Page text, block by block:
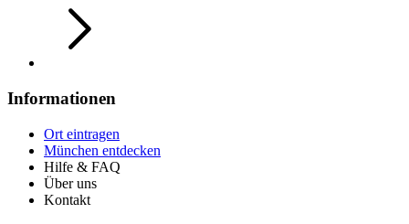
Informationen
Ort eintragen
München entdecken
Hilfe & FAQ
Über uns
Kontakt